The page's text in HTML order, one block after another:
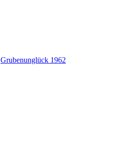
Grubenunglück 1962